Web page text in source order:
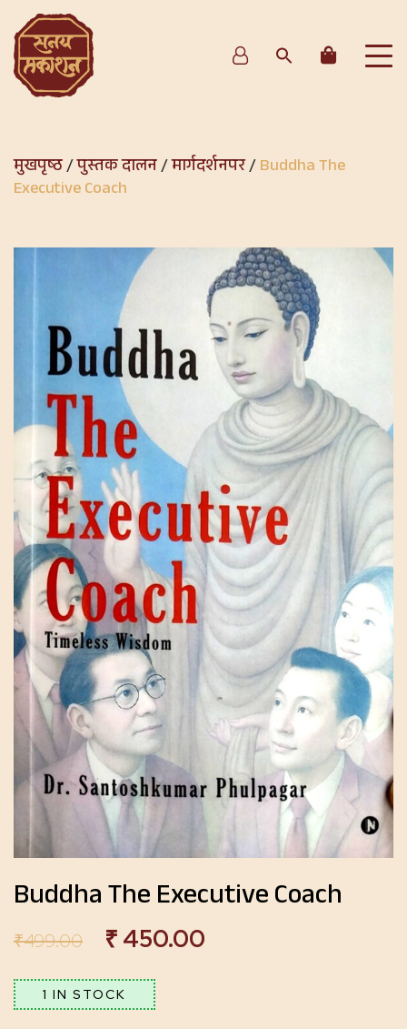
मुखपृष्ठ/पुस्तक दालन/मार्गदर्शनपर/Buddha The
Executive Coach
Buddha The Executive Coach
₹499.00 ₹ 450.00
1 IN STOCK